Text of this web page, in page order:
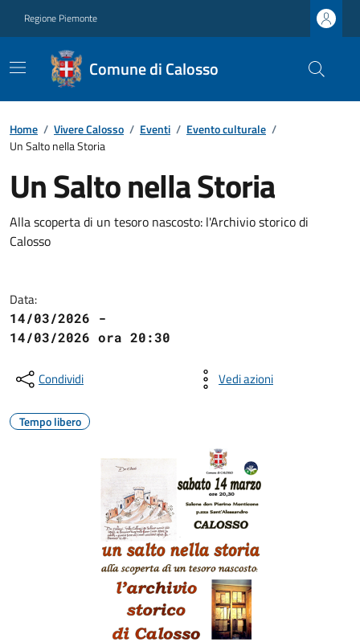
Regione Piemonte
Comune di Calosso
Home / Vivere Calosso / Eventi / Evento culturale /
Un Salto nella Storia
Un Salto nella Storia
Alla scoperta di un tesoro nascosto: l'Archivio storico di
Calosso
Data:
14/03/2026 -
14/03/2026 ora 20:30
Condividi Vedi azioni
Tempo libero